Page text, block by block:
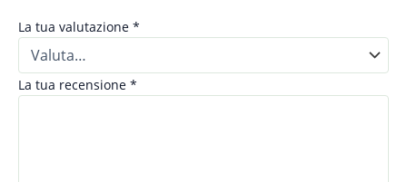
La tua valutazione *
La tua recensione *